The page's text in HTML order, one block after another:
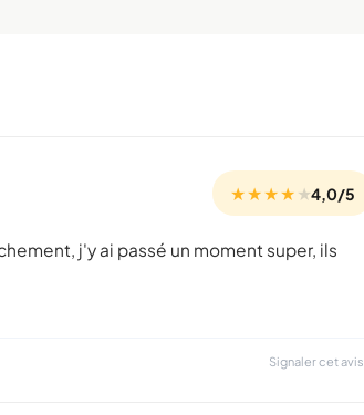
★ ★ ★ ★★4,0/5
j'y ai passé un moment super, ils
Signaler cet avis